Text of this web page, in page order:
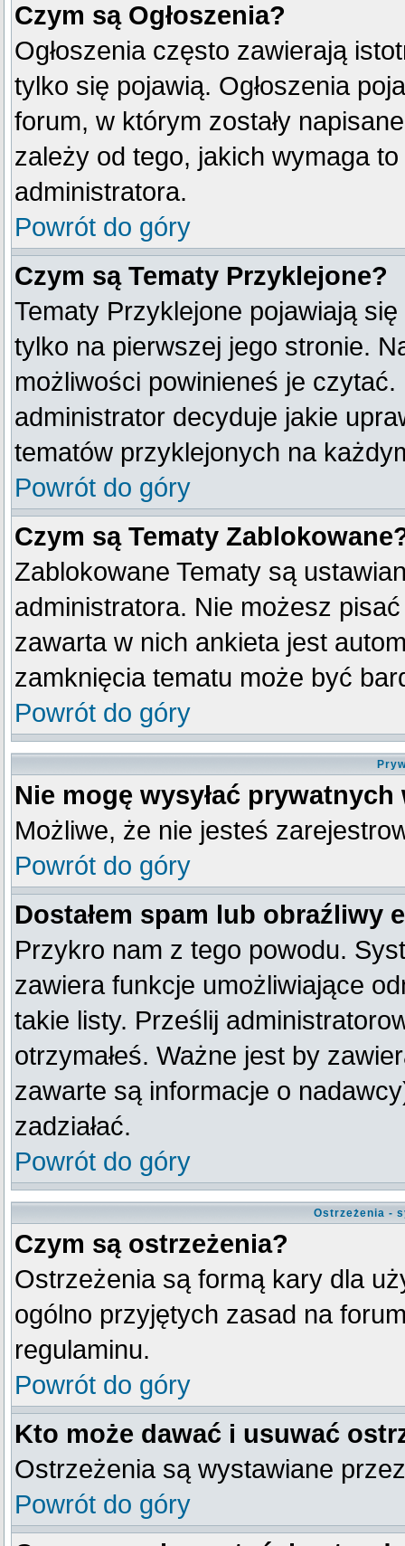
Czym są Ogłoszenia?
Ogłoszenia często zawierają
tylko się pojawią. Ogłoszenia
forum, w którym zostały
zależy od tego, jakich wymaga
administratora.
Powrót do góry
Czym są Tematy Przyklejone?
Tematy Przyklejone pojawiają
tylko na pierwszej jego stronie.
możliwości powinieneś je czytać.
administrator decyduje jakie
tematów przyklejonych na
Powrót do góry
Czym są Tematy
Zablokowane Tematy są
administratora. Nie możesz
zawarta w nich ankieta jest
zamknięcia tematu może być
Powrót do góry
Nie mogę wysyłać
Możliwe, że nie jesteś
Powrót do góry
Dostałem spam lub obraźliwy
Przykro nam z tego powodu.
zawiera funkcje umożliwiające
takie listy. Prześlij
otrzymałeś. Ważne jest by
zawarte są informacje o
zadziałać.
Powrót do góry
Ostrzeżenia -
Czym są ostrzeżenia?
Ostrzeżenia są formą kary dla
ogólno przyjętych zasad na
regulaminu.
Powrót do góry
Kto może dawać i usuwać
Ostrzeżenia są wystawiane
Powrót do góry